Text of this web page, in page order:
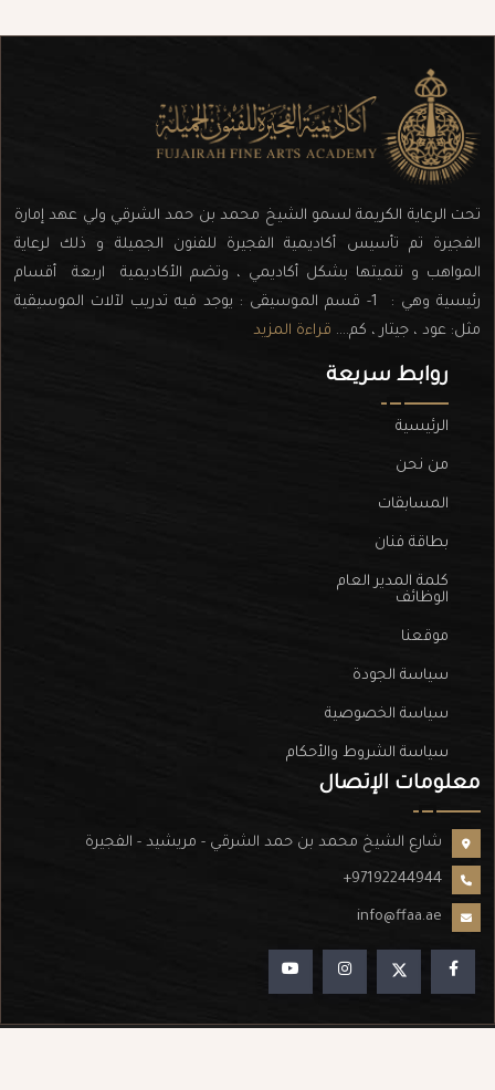
تحت الرعاية الكريمة لسمو الشيخ محمد بن حمد الشرقي ولي عهد إمارة
الفجيرة تم تأسيس أكاديمية الفجيرة للفنون الجميلة و ذلك لرعاية
المواهب و تنميتها بشكل أكاديمي ، وتضم الأكاديمية اربعة أقسام
رئيسية وهي : 1- قسم الموسيقى : يوجد فيه تدريب لآلات الموسيقية
مثل: عود ، جيتار ، كم.... قراءة المزيد
روابط سريعة
الرئيسية
من نحن
المسابقات
بطاقة فنان
كلمة المدير العام
الوظائف
موقعنا
سياسة الجودة
سياسة الخصوصية
سياسة الشروط والأحكام
معلومات الإتصال
شارع الشيخ محمد بن حمد الشرقي - مريشيد - الفجيرة
+97192244944
info@ffaa.ae